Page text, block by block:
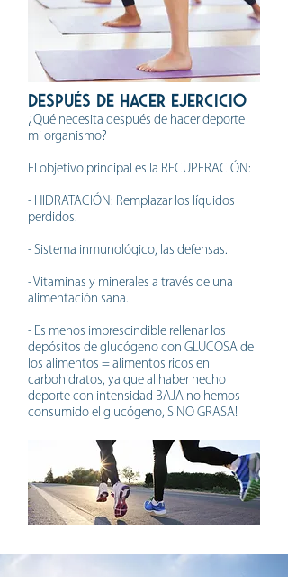
DESPUÉS de hacer ejercicio
¿Qué necesita después de hacer deporte
mi organismo?
El objetivo principal es la RECUPERACIÓN:
- HIDRATACIÓN: Remplazar los líquidos
perdidos.
- Sistema inmunológico, las defensas.
- Vitaminas y minerales a través de una
alimentación sana.
- Es menos imprescindible rellenar los
depósitos de glucógeno con GLUCOSA de
los alimentos = alimentos ricos en
carbohidratos, ya que al haber hecho
deporte con intensidad BAJA no hemos
consumido el glucógeno, SINO GRASA!